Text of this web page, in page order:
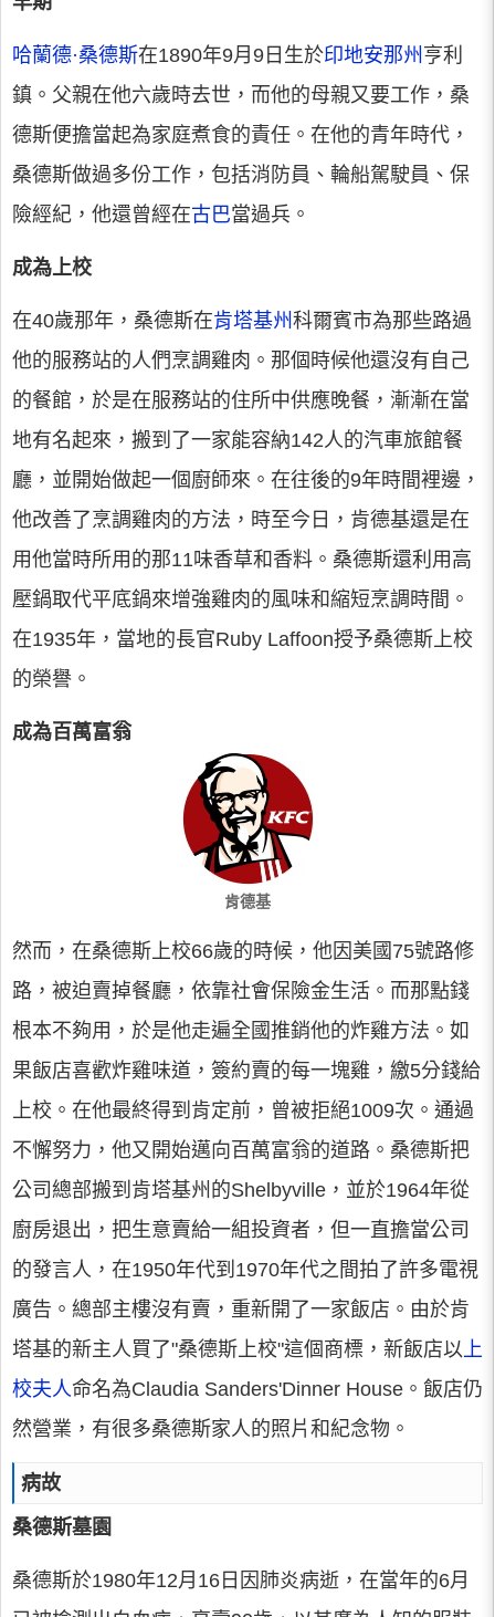
哈蘭德·桑德斯在1890年9月9日生於印地安那州 亨利
鎮。父親在他六歲時去世，而他的母親又要工作，桑
德斯便擔當起為家庭煮食的責任。在他的青年時代，
桑德斯做過多份工作，包括消防員、輪船駕駛員、保
險經紀，他還曾經在古巴當過兵。
成為上校
在40歲那年，桑德斯在肯塔基州 科爾賓市為那些路過
他的服務站的人們烹調雞肉。那個時候他還沒有自己
的餐館，於是在服務站的住所中供應晚餐，漸漸在當
地有名起來，搬到了一家能容納142人的汽車旅館餐
廳，並開始做起一個廚師來。在往後的9年時間裡邊，
他改善了烹調雞肉的方法，時至今日，肯德基還是在
用他當時所用的那11味香草和香料。桑德斯還利用高
壓鍋取代平底鍋來增強雞肉的風味和縮短烹調時間。
在1935年，當地的長官Ruby Laffoon授予桑德斯上校
的榮譽。
成為百萬富翁
肯德基
然而，在桑德斯上校66歲的時候，他因美國75號路修
路，被迫賣掉餐廳，依靠社會保險金生活。而那點錢
根本不夠用，於是他走遍全國推銷他的炸雞方法。如
果飯店喜歡炸雞味道，簽約賣的每一塊雞，繳5分錢給
上校。在他最終得到肯定前，曾被拒絕1009次。通過
不懈努力，他又開始邁向百萬富翁的道路。桑德斯把
公司總部搬到肯塔基州的Shelbyville，並於1964年從
廚房退出，把生意賣給一組投資者，但一直擔當公司
的發言人，在1950年代到1970年代之間拍了許多電視
廣告。總部主樓沒有賣，重新開了一家飯店。由於肯
塔基的新主人買了"桑德斯上校"這個商標，新飯店以上
校夫人命名為Claudia Sanders'Dinner House。飯店仍
然營業，有很多桑德斯家人的照片和紀念物。
病故
桑德斯墓園
桑德斯於1980年12月16日因肺炎病逝，在當年的6月